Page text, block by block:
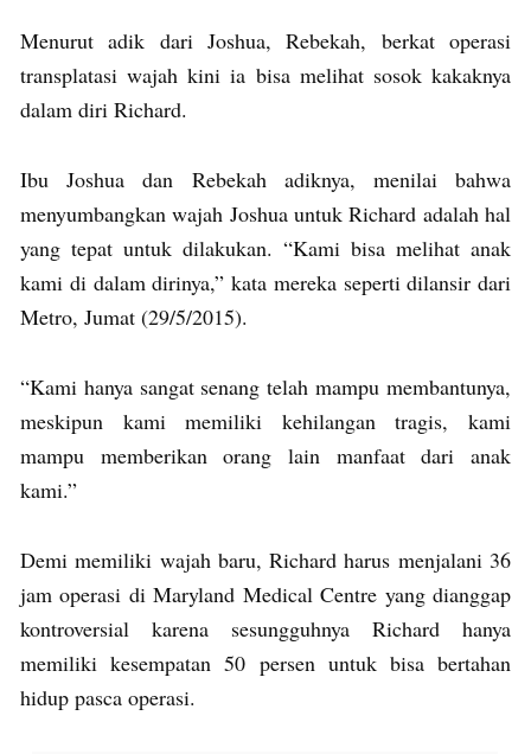
Menurut adik dari Joshua, Rebekah, berkat operasi
transplatasi wajah kini ia bisa melihat sosok kakaknya
dalam diri Richard.
Ibu Joshua dan Rebekah adiknya, menilai bahwa
menyumbangkan wajah Joshua untuk Richard adalah hal
yang tepat untuk dilakukan. “Kami bisa melihat anak
kami di dalam dirinya,” kata mereka seperti dilansir dari
Metro, Jumat (29/5/2015).
“Kami hanya sangat senang telah mampu membantunya,
meskipun kami memiliki kehilangan tragis, kami
mampu memberikan orang lain manfaat dari anak
kami.”
Demi memiliki wajah baru, Richard harus menjalani 36
jam operasi di Maryland Medical Centre yang dianggap
kontroversial karena sesungguhnya Richard hanya
memiliki kesempatan 50 persen untuk bisa bertahan
hidup pasca operasi.